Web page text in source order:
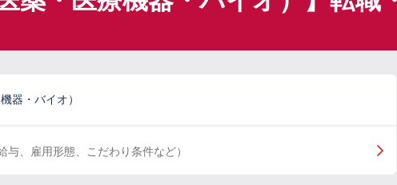
器・バイオ）
与、雇用形態、こだわり条件など）